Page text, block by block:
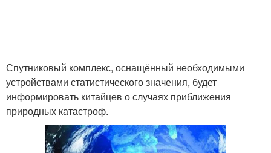
Спутниковый комплекс, оснащённый необходимыми
устройствами статистического значения, будет
информировать китайцев о случаях приближения
природных катастроф.